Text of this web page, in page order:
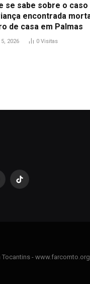
se sabe sobre o caso
encontrada
de casa em Palmas
2026 0 Visitas
TikTok
- www.farcomto.org